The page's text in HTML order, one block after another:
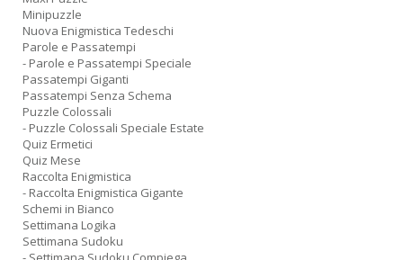
Minipuzzle
Nuova Enigmistica Tedeschi
Parole e Passatempi
- Parole e Passatempi Speciale
Passatempi Giganti
Passatempi Senza Schema
Puzzle Colossali
- Puzzle Colossali Speciale Estate
Quiz Ermetici
Quiz Mese
Raccolta Enigmistica
- Raccolta Enigmistica Gigante
Schemi in Bianco
Settimana Logika
Settimana Sudoku